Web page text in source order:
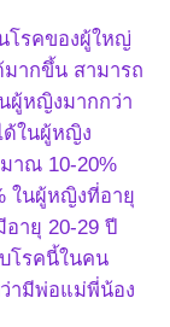
โรคของผู้ใหญ่
มากขึ้น สามารถ
ผู้หญิงมากกว่า
ด้ในผู้หญิง
าณ 10-20%
ในผู้หญิงที่อายุ
ายุ 20-29 ปี
โรคนี้ในคน
ามีพ่อแม่พี่น้อง